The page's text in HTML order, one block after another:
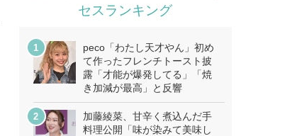
セスランキング
peco「わたし天才やん」初め
て作ったフレンチトースト披
露「才能が爆発してる」「焼
き加減が最高」と反響
加藤綾菜、甘辛く煮込んだ手
料理公開「味が染みて美味し